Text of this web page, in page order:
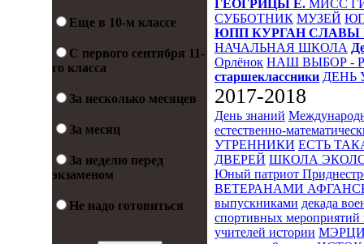
Еще в 10-м классе
С первого сентября 11-
го класса
За несколько месяцев
За месяц
За неделю перед
экзаменом
Не надо готовиться
ГЕОГРИЦЫ Е. МИСС
СУББОТНИК МУЗЕЙ
ЮПП КУРГАН СЛАВЫ
НАЧАЛЬНАЯ ШКОЛА
Орлёнок НАШ ВЫБОР -
старшеклассники ДЕНЬ
2017-2018
День знаний
естественно-
УТРЕННИКИ ЕСТЬ
ДВЕРЕЙ ШКОЛА
Юный патриот
ВЕТЕРАНАМИ
выпускниками декада
спортивных мероприятий
учителей истории